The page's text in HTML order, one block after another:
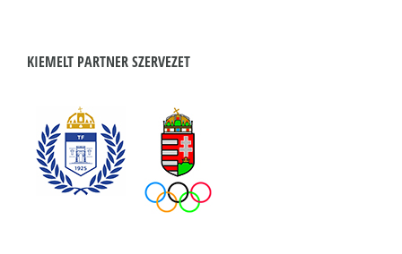
KIEMELT PARTNER SZERVEZET